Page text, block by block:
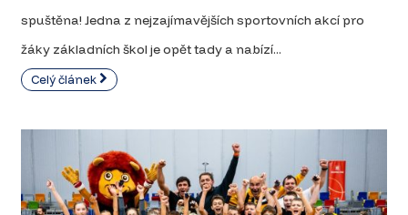
spuštěna! Jedna z nejzajímavějších sportovních akcí pro
žáky základních škol je opět tady a nabízí...
Celý článek